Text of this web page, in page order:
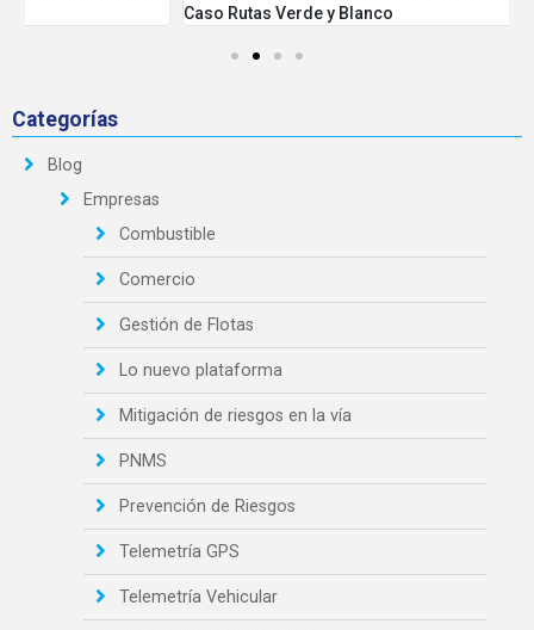
Caso Rutas Verde y Blanco
Categorías
Blog
Empresas
Combustible
Comercio
Gestión de Flotas
Lo nuevo plataforma
Mitigación de riesgos en la vía
PNMS
Prevención de Riesgos
Telemetría GPS
Telemetría Vehicular